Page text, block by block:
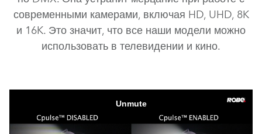
современными камерами, включая HD, UHD, 8K
и 16K. Это значит, что все наши модели можно
использовать в телевидении и кино.